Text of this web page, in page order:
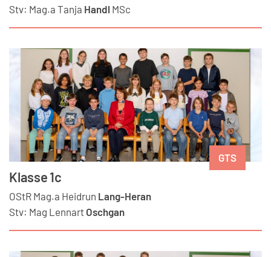
Stv: Mag.a Tanja Handl MSc
GTS
Klasse 1c
OStR Mag.a Heidrun Lang-Heran
Stv: Mag Lennart Oschgan